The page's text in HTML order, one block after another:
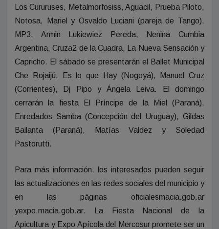
Los Cururuses, Metalmorfosiss, Aguacil, Prueba Piloto,
Notosa, Mariel y Osvaldo Luciani (pareja de Tango),
MP3, Armin Lukiewiez Pereda, Nenina Cumbia
Argentina, Cruza2 de la Cuadra, La Nueva Sensación y
Capricho. El sábado se presentarán el Ballet Municipal
Che Rojaijú, Es lo que Hay (Nogoyá), Manuel Cruz
(Corrientes), Dj Pipo y Ángela Leiva. El domingo
cerrarán la fiesta El Príncipe de la Miel (Paraná),
Enredados Samba (Concepción del Uruguay), Gildas
Bailanta (Paraná), Matías Valdez y Soledad
Pastorutti.
Para más información, los interesados pueden seguir
las actualizaciones en las redes sociales del municipio y
en las páginas oficialesmacia.gob.ar
yexpo.macia.gob.ar. La Fiesta Nacional de la
Apicultura y Expo Apícola del Mercosur promete ser un